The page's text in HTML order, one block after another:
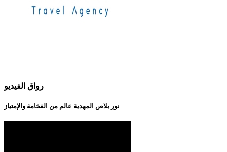
رواق الفيديو
نور بلاص المهدية عالم من الفخامة والإمتياز